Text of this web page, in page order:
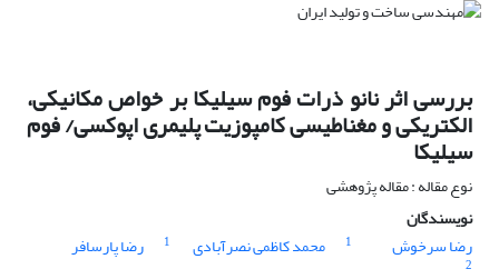
بررسی اثر نانو ذرات فوم سیلیکا بر خواص مکانیکی،
الکتریکی و مغناطیسی کامپوزیت پلیمری اپوکسی/ فوم
سیلیکا
نوع مقاله : مقاله پژوهشی
نویسندگان
رضا سرخوش
1 محمد کاظمی نصرآبادی 1 رضا پارسافر
2